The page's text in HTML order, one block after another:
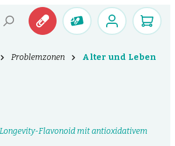
Problemzonen Alter und Leben
Flavonoid mit antioxidativem